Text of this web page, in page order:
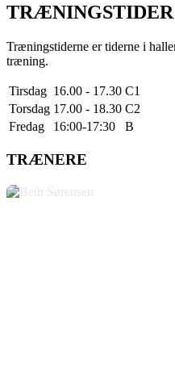
TRÆNINGSTIDER
Træningstiderne er tiderne i
træning.
Tirsdag 16.00 - 17.30 C1
Torsdag 17.00 - 18.30 C2
Fredag
16:00-17:30 B
TRÆNERE